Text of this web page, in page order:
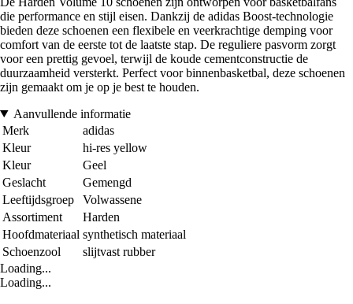
die performance en stijl eisen. Dankzij de adidas Boost-technologie
bieden deze schoenen een flexibele en veerkrachtige demping voor
comfort van de eerste tot de laatste stap. De reguliere pasvorm zorgt
voor een prettig gevoel, terwijl de koude cementconstructie de
duurzaamheid versterkt. Perfect voor binnenbasketbal, deze schoenen
zijn gemaakt om je op je best te houden.
Aanvullende informatie
Merk
adidas
Kleur
hi-res yellow
Kleur
Geel
Geslacht
Gemengd
Leeftijdsgroep
Volwassene
Assortiment
Harden
Hoofdmateriaal synthetisch materiaal
Schoenzool
slijtvast rubber
Loading...
Loading...